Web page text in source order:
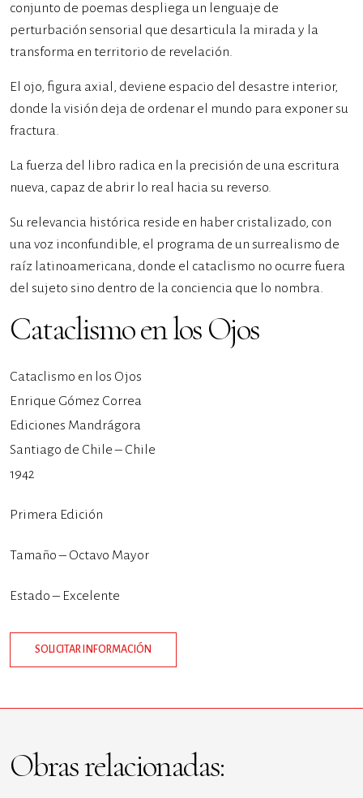
conjunto de poemas despliega un lenguaje de
perturbación sensorial que desarticula la mirada y la
transforma en territorio de revelación.
El ojo, figura axial, deviene espacio del desastre interior,
donde la visión deja de ordenar el mundo para exponer su
fractura.
La fuerza del libro radica en la precisión de una escritura
nueva, capaz de abrir lo real hacia su reverso.
Su relevancia histórica reside en haber cristalizado, con
una voz inconfundible, el programa de un surrealismo de
raíz latinoamericana, donde el cataclismo no ocurre fuera
del sujeto sino dentro de la conciencia que lo nombra.
Cataclismo en los Ojos
Cataclismo en los Ojos
Enrique Gómez Correa
Ediciones Mandrágora
Santiago de Chile – Chile
1942
Primera Edición
Tamaño – Octavo Mayor
Estado – Excelente
SOLICITAR INFORMACIÓN
Obras relacionadas: